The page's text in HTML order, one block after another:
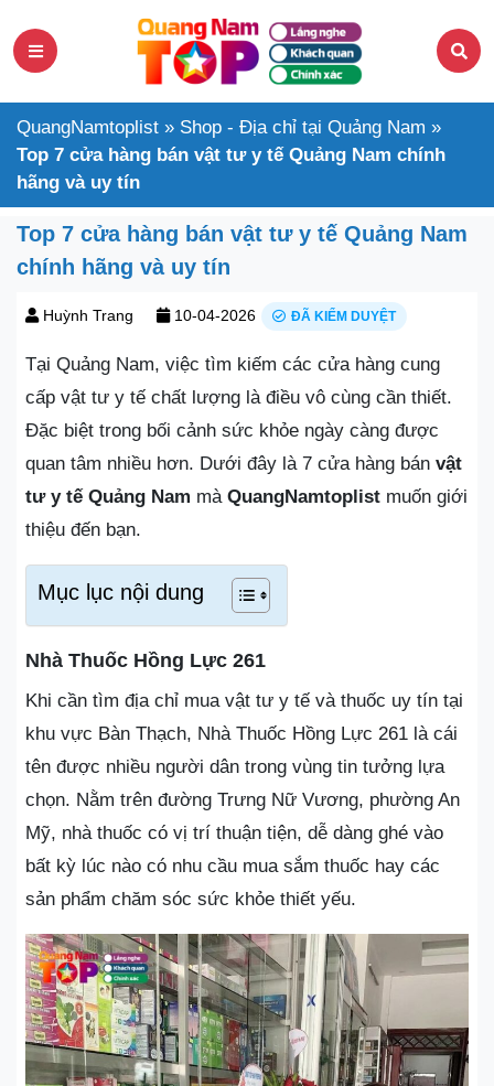
QuangNamtoplist » Shop - Địa chỉ tại Quảng Nam »
Top 7 cửa hàng bán vật tư y tế Quảng Nam chính
hãng và uy tín
Top 7 cửa hàng bán vật tư y tế Quảng Nam
chính hãng và uy tín
Huỳnh Trang 10-04-2026 ĐÃ KIỂM DUYỆT
Tại Quảng Nam, việc tìm kiếm các cửa hàng cung
cấp vật tư y tế chất lượng là điều vô cùng cần thiết.
Đặc biệt trong bối cảnh sức khỏe ngày càng được
quan tâm nhiều hơn. Dưới đây là 7 cửa hàng bán vật
tư y tế Quảng Nam mà QuangNamtoplist muốn giới
thiệu đến bạn.
Mục lục nội dung
Nhà Thuốc Hồng Lực 261
Khi cần tìm địa chỉ mua vật tư y tế và thuốc uy tín tại
khu vực Bàn Thạch, Nhà Thuốc Hồng Lực 261 là cái
tên được nhiều người dân trong vùng tin tưởng lựa
chọn. Nằm trên đường Trưng Nữ Vương, phường An
Mỹ, nhà thuốc có vị trí thuận tiện, dễ dàng ghé vào
bất kỳ lúc nào có nhu cầu mua sắm thuốc hay các
sản phẩm chăm sóc sức khỏe thiết yếu.